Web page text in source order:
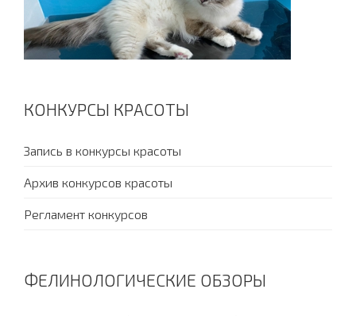
КОНКУРСЫ КРАСОТЫ
Запись в конкурсы красоты
Архив конкурсов красоты
Регламент конкурсов
ФЕЛИНОЛОГИЧЕСКИЕ ОБЗОРЫ